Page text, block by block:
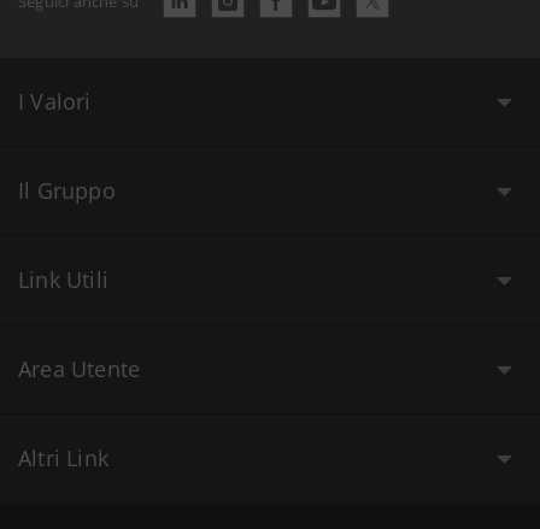
I Valori
Il Gruppo
Link Utili
Area Utente
Altri Link